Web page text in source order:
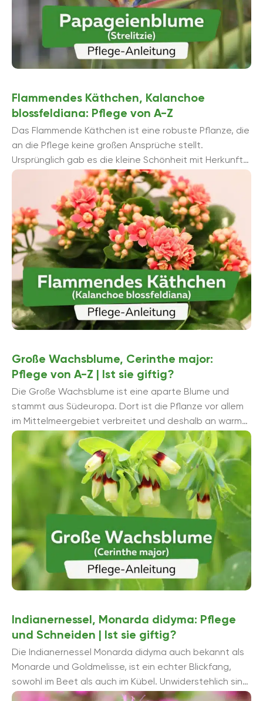
Flammendes Käthchen, Kalanchoe
blossfeldiana: Pflege von A-Z
Das Flammende Käthchen ist eine robuste Pflanze, die
an die Pflege keine großen Ansprüche stellt.
Ursprünglich gab es die kleine Schönheit mit Herkunft
Madagaskar nur ...
Große Wachsblume, Cerinthe major:
Pflege von A-Z | Ist sie giftig?
Die Große Wachsblume ist eine aparte Blume und
stammt aus Südeuropa. Dort ist die Pflanze vor allem
im Mittelmeergebiet verbreitet und deshalb an warme
und helle Standortbedingungen gewö...
Indianernessel, Monarda didyma: Pflege
und Schneiden | Ist sie giftig?
Die Indianernessel Monarda didyma auch bekannt als
Monarde und Goldmelisse, ist ein echter Blickfang,
sowohl im Beet als auch im Kübel. Unwiderstehlich sind
nicht nur die mittelgroßen, scharlachroten ...